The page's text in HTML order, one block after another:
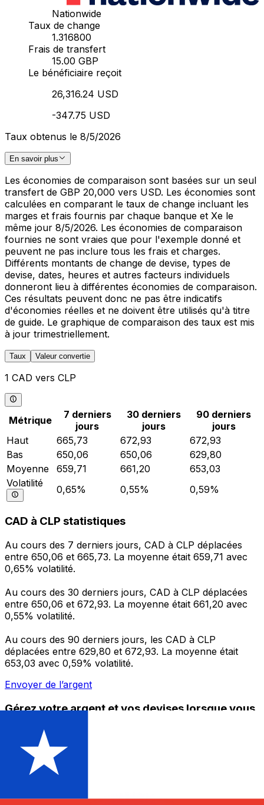
Nationwide
Taux de change
1.316800
Frais de transfert
15.00 GBP
Le bénéficiaire reçoit
26,316.24 USD
-347.75 USD
Taux obtenus le 8/5/2026
En savoir plus
Les économies de comparaison sont basées sur un seul
transfert de GBP 20,000 vers USD. Les économies sont
calculées en comparant le taux de change incluant les
marges et frais fournis par chaque banque et Xe le
même jour 8/5/2026. Les économies de comparaison
fournies ne sont vraies que pour l'exemple donné et
peuvent ne pas inclure tous les frais et charges.
Différents montants de change de devise, types de
devise, dates, heures et autres facteurs individuels
donneront lieu à différentes économies de comparaison.
Ces résultats peuvent donc ne pas être indicatifs
d'économies réelles et ne doivent être utilisés qu'à titre
de guide. Le graphique de comparaison des taux est mis
à jour trimestriellement.
Taux Valeur convertie
1 CAD vers CLP
Métrique
7 derniers
jours
30 derniers
jours
90 derniers
jours
Haut
665,73 672,93
672,93
Bas
650,06 650,06
629,80
Moyenne
659,71 661,20
653,03
Volatilité
0,65% 0,55% 0,59%
CAD à CLP statistiques
Au cours des 7 derniers jours, CAD à CLP déplacées
entre 650,06 et 665,73. La moyenne était 659,71 avec
0,65% volatilité.
Au cours des 30 derniers jours, CAD à CLP déplacées
entre 650,06 et 672,93. La moyenne était 661,20 avec
0,55% volatilité.
Au cours des 90 derniers jours, les CAD à CLP
déplacées entre 629,80 et 672,93. La moyenne était
653,03 avec 0,59% volatilité.
Envoyer de l’argent
Gérez votre argent et vos devises lorsque vous
L'application Xe réunit toutes les fonctionnalités
nécessaires pour vos transferts d'argent internationaux
et la gestion de vos devises. Convertissez des devises,